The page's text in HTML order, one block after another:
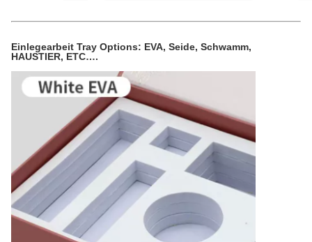
Einlegearbeit Tray Options: EVA, Seide, Schwamm,
HAUSTIER, ETC….